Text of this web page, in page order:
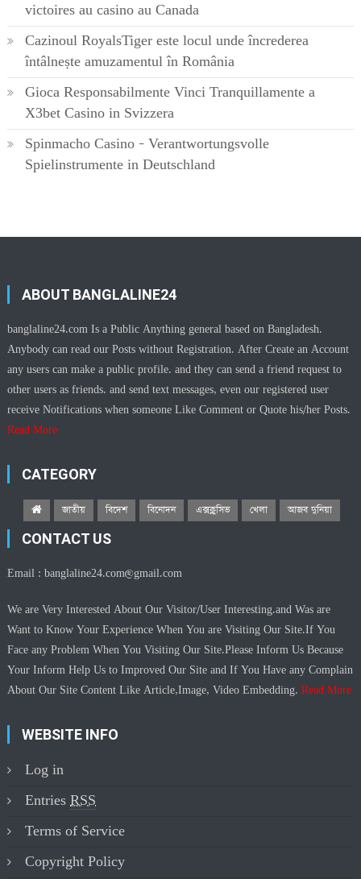
victoires au casino au Canada
Cazinoul RoyalsTiger este locul unde încrederea
întâlnește amuzamentul în România
Gioca Responsabilmente Vinci Tranquillamente a
X3bet Casino in Svizzera
Spinmacho Casino – Verantwortungsvolle
Spielinstrumente in Deutschland
ABOUT BANGLALINE24
banglaline24.com Is a Public Anything general based on Bangladesh.
Anybody can read our Posts without Registration. After Create an Account
any users can make a public profile. and they can send a friend request to
other users as friends. and send text messages, even our registered user
receive Notifications when someone Like Comment or Quote his/her Posts.
Read More
CATEGORY
জাতীয় বিদেশ বিনোদন এক্সক্লুসিভ খেলা আজব দুনিয়া
CONTACT US
Email :banglaline24.com@gmail.com
We are Very Interested About Our Visitor/User Interesting.and Was are
Want to Know Your Experience When You are Visiting Our Site.If You
Face any Problem When You Visiting Our Site.Please Inform Us Because
Your Inform Help Us to Improved Our Site and If You Have any Complain
About Our Site Content Like Article,Image, Video Embedding.Read More
WEBSITE INFO
Log in
EntriesRSS
Terms of Service
Copyright Policy